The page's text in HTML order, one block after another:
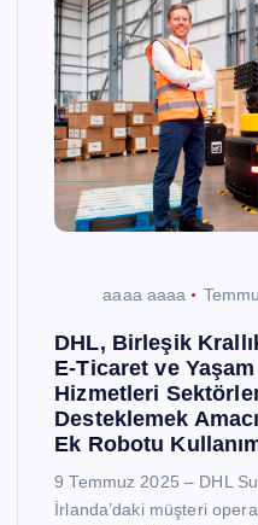
aaaa aaaa
DHL, Birleşik
E-Ticaret ve
Hizmetleri
Desteklemek
Ek Robotu
9 Temmuz 2025 – DHL
İrlanda’daki müşteri